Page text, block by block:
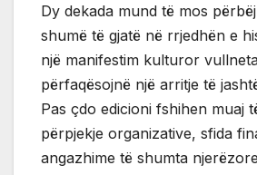
Dy dekada mund të mos
shumë të gjatë në rrjedhën e
një manifestim kulturor
përfaqësojnë një arritje të
Pas çdo edicioni fshihen muaj
përpjekje organizative, sfida
angazhime të shumta